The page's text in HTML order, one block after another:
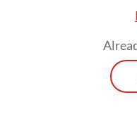
sangat tinggi